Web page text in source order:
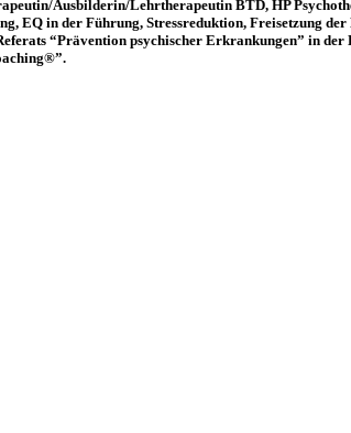
Ausbilderin/Lehrtherapeutin BTD, HP
EQ in der Führung, Stressreduktion, Freisetzung
“Prävention psychischer Erkrankungen” in